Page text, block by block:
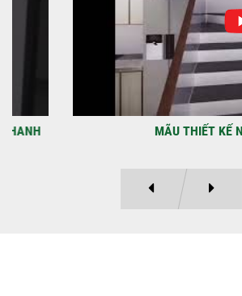
thức hoàn tất và...
MÃU THIẾT KẾ NHÀ PHỐ 2